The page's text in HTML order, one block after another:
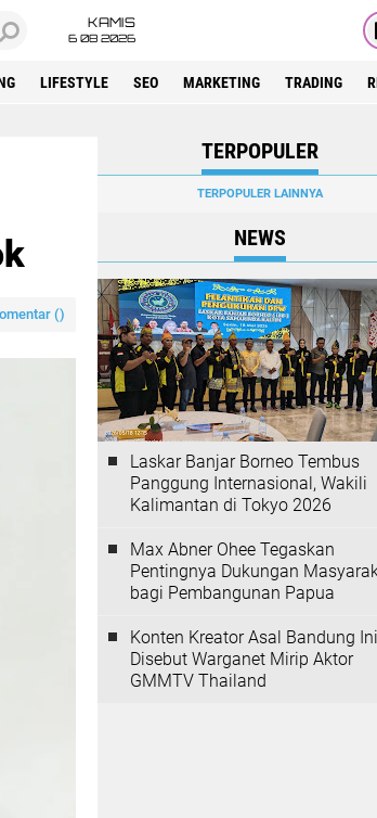
KAMIS
6 08 2026
LIFESTYLE SEO MARKETING TRADING
()
TERPOPULER
TERPOPULER LAINNYA
NEWS
Laskar Banjar Borneo Tembus
Panggung Internasional, Wakili
Kalimantan di Tokyo 2026
Max Abner Ohee Tegaskan
Pentingnya Dukungan
bagi Pembangunan Papua
Konten Kreator Asal Bandung Ini
Disebut Warganet Mirip Aktor
GMMTV Thailand